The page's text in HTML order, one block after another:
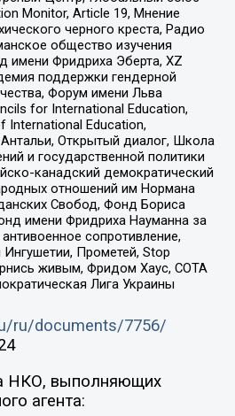
Monitor, Article 19, Мнение
черного креста, Радио
общество изучения
имени Фридриха Эберта, XZ
поддержки гендерной
Форум имени Льва
for International Education,
International Education,
Открытый диалог, Школа
и государственной политики
канадский демократический
отношений им Нормана
Свобод, Фонд Бориса
имени Фридриха Науманна за
сопротивление,
Прометей, Stop
живым, Фридом Хаус, СОТА
Лига Украины
ru/documents/7756/
НКО, выполняющих
агента: